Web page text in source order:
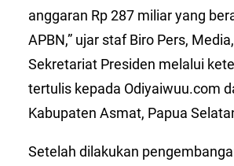
anggaran Rp 287 miliar yang
APBN,” ujar staf Biro Pers,
Sekretariat Presiden melalui
tertulis kepada Odiyaiwuu.com
Kabupaten Asmat, Papua
Setelah dilakukan